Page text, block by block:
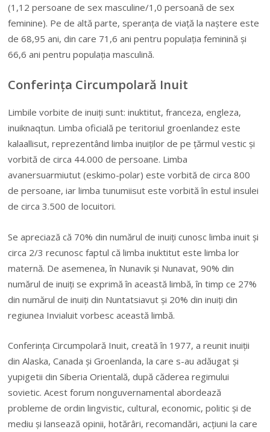
(1,12 persoane de sex masculine/1,0 persoană de sex
feminine). Pe de altă parte, speranţa de viaţă la naştere este
de 68,95 ani, din care 71,6 ani pentru populaţia feminină şi
66,6 ani pentru populaţia masculină.
Conferința Circumpolară Inuit
Limbile vorbite de inuiţi sunt: inuktitut, franceza, engleza,
inuiknaqtun. Limba oficială pe teritoriul groenlandez este
kalaallisut, reprezentând limba inuiţilor de pe ţărmul vestic şi
vorbită de circa 44.000 de persoane. Limba
avanersuarmiutut (eskimo-polar) este vorbită de circa 800
de persoane, iar limba tunumiisut este vorbită în estul insulei
de circa 3.500 de locuitori.
Se apreciază că 70% din numărul de inuiţi cunosc limba inuit şi
circa 2/3 recunosc faptul că limba inuktitut este limba lor
maternă. De asemenea, în Nunavik şi Nunavat, 90% din
numărul de inuiţi se exprimă în această limbă, în timp ce 27%
din numărul de inuiţi din Nuntatsiavut şi 20% din inuiţi din
regiunea Invialuit vorbesc această limbă.
Conferinţa Circumpolară Inuit, creată în 1977, a reunit inuiţii
din Alaska, Canada şi Groenlanda, la care s-au adăugat şi
yupigetii din Siberia Orientală, după căderea regimului
sovietic. Acest forum nonguvernamental abordează
probleme de ordin lingvistic, cultural, economic, politic şi de
mediu şi lansează opinii, hotărâri, recomandări, acţiuni la care